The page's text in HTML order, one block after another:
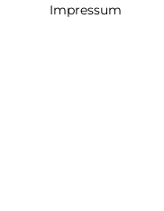
Impressum